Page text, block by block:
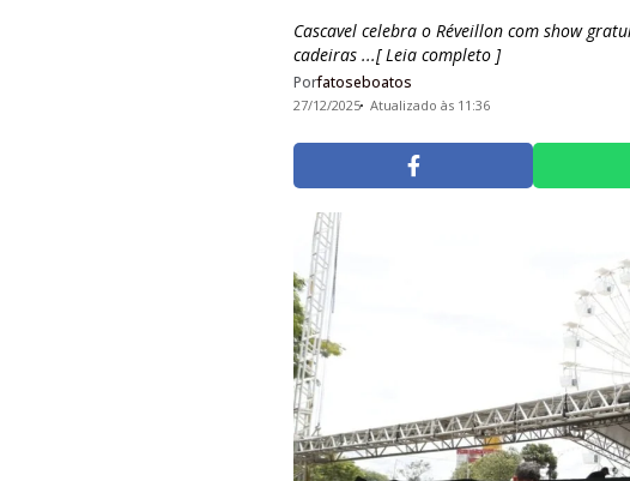
Cascavel celebra o Réveillon com show
cadeiras ...[ Leia completo ]
Porfatoseboatos
27/12/2025 Atualizado às 11:36